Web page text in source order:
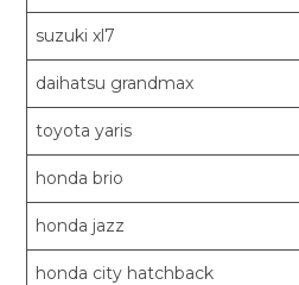
suzuki xl7
daihatsu grandmax
toyota yaris
honda brio
honda jazz
honda city hatchback